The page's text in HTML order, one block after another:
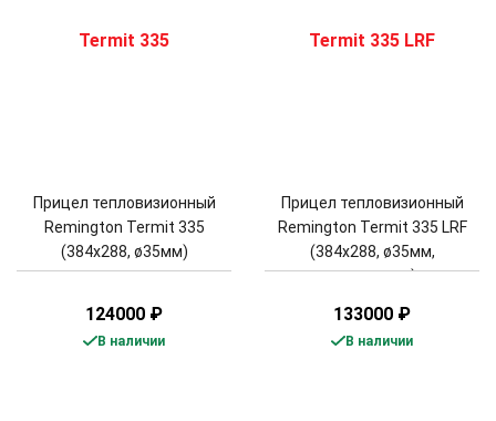
Прицел тепловизионный
Remington Termit 335
(384х288, ø35мм)
124000 ₽
В наличии
Прицел тепловизионный
Remington Termit 335 LRF
(384х288, ø35мм,
дальномер)
133000 ₽
В наличии